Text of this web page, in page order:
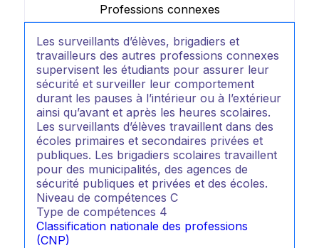
Professions connexes
Les surveillants d’élèves, brigadiers et
travailleurs des autres professions connexes
supervisent les étudiants pour assurer leur
sécurité et surveiller leur comportement
durant les pauses à l’intérieur ou à l’extérieur
ainsi qu’avant et après les heures scolaires.
Les surveillants d’élèves travaillent dans des
écoles primaires et secondaires privées et
publiques. Les brigadiers scolaires travaillent
pour des municipalités, des agences de
sécurité publiques et privées et des écoles.
Niveau de compétences C
Type de compétences 4
Classification nationale des professions
(CNP)